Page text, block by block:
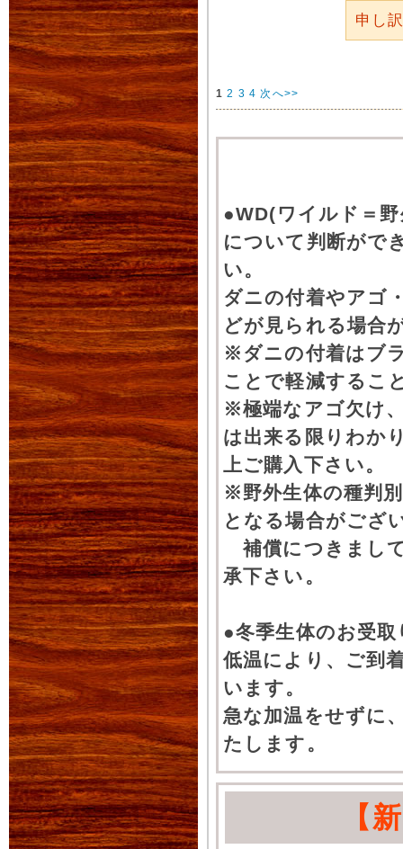
申し
1 2 3 4 次へ>>
●WD(ワイルド＝
について判断がで
い。
ダニの付着やアゴ
どが見られる場合
※ダニの付着はブ
ことで軽減するこ
※極端なアゴ欠け
は出来る限りわか
上ご購入下さい。
※野外生体の種判
となる場合がござ
補償につきまし
承下さい。
●冬季生体のお受
低温により、ご到
います。
急な加温をせずに
たします。
【